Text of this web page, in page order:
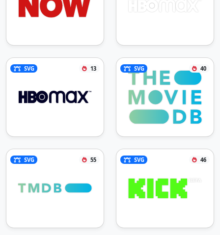
SVG 13 SVG 40
SVG 55 SVG 46